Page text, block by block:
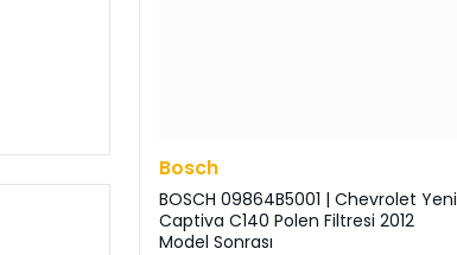
Bosch
BOSCH 09864B5001 | Chevrolet Yeni
Captiva C140 Polen Filtresi 2012
Model Sonrası